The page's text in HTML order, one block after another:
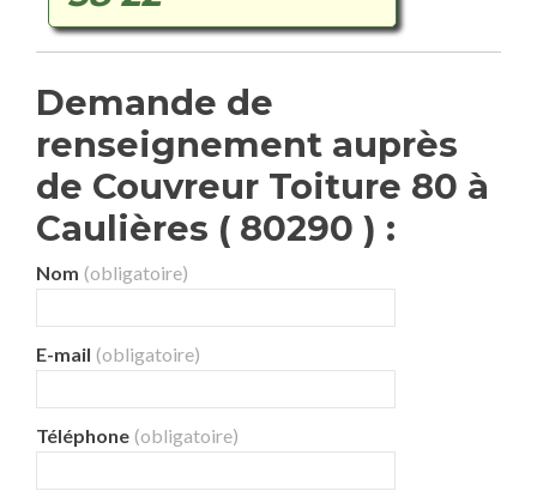
Demande de
renseignement auprès
de Couvreur Toiture 80 à
Caulières ( 80290 ) :
Nom (obligatoire)
E-mail (obligatoire)
Téléphone (obligatoire)